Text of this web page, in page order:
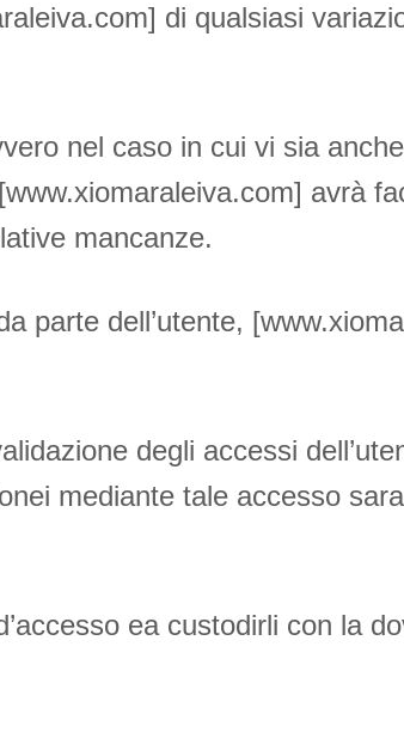
di qualsiasi
nel caso in cui vi sia
avrà
mancanze.
parte dell’utente,
degli accessi
mediante tale accesso
ea custodirli con la